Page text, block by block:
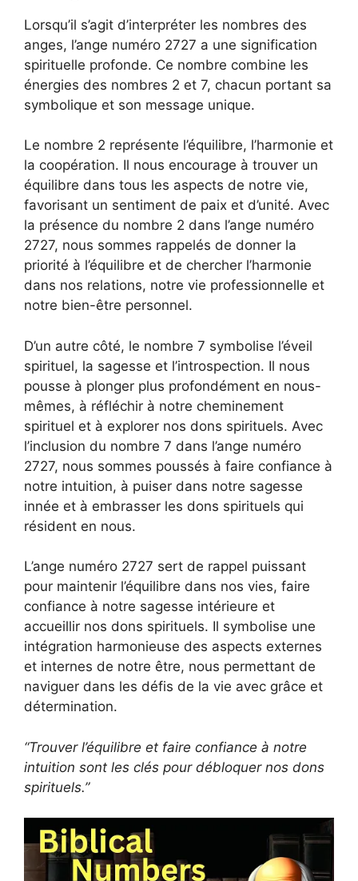
Lorsqu’il s’agit d’interpréter les nombres des
anges, l’ange numéro 2727 a une signification
spirituelle profonde. Ce nombre combine les
énergies des nombres 2 et 7, chacun portant sa
symbolique et son message unique.
Le nombre 2 représente l’équilibre, l’harmonie et
la coopération. Il nous encourage à trouver un
équilibre dans tous les aspects de notre vie,
favorisant un sentiment de paix et d’unité. Avec
la présence du nombre 2 dans l’ange numéro
2727, nous sommes rappelés de donner la
priorité à l’équilibre et de chercher l’harmonie
dans nos relations, notre vie professionnelle et
notre bien-être personnel.
D’un autre côté, le nombre 7 symbolise l’éveil
spirituel, la sagesse et l’introspection. Il nous
pousse à plonger plus profondément en nous-
mêmes, à réfléchir à notre cheminement
spirituel et à explorer nos dons spirituels. Avec
l’inclusion du nombre 7 dans l’ange numéro
2727, nous sommes poussés à faire confiance à
notre intuition, à puiser dans notre sagesse
innée et à embrasser les dons spirituels qui
résident en nous.
L’ange numéro 2727 sert de rappel puissant
pour maintenir l’équilibre dans nos vies, faire
confiance à notre sagesse intérieure et
accueillir nos dons spirituels. Il symbolise une
intégration harmonieuse des aspects externes
et internes de notre être, nous permettant de
naviguer dans les défis de la vie avec grâce et
détermination.
“Trouver l’équilibre et faire confiance à notre
intuition sont les clés pour débloquer nos dons
spirituels.”